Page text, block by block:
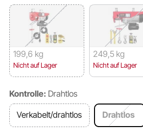
199,6 kg
Nicht auf Lager
249,5 kg
Nicht auf Lager
Kontrolle: Drahtlos
Verkabelt/drahtlos Drahtlos